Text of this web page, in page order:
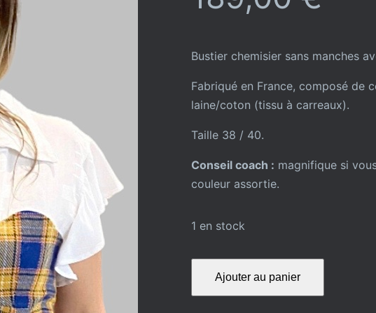
Bustier chemisier sans manches
Fabriqué en France, composé de
laine/coton (tissu à carreaux).
Taille 38 / 40.
Conseil coach : magnifique si
couleur assortie.
1 en stock
Ajouter au panier